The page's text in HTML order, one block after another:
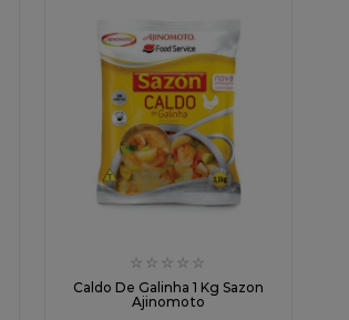
☆ ☆ ☆ ☆ ☆
Caldo De Galinha 1 Kg Sazon
Ajinomoto